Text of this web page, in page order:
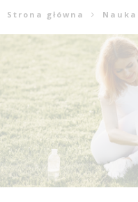
Strona główna Nauka